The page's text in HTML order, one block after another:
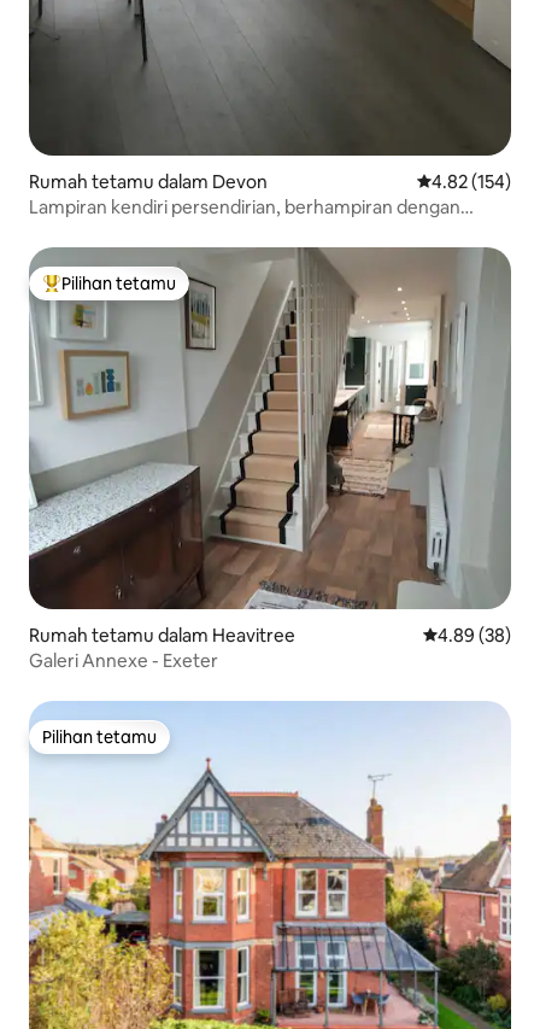
Rumah tetamu dalam Devon Penarafan
4.82 (154)
Lampiran kendiri persendirian, berhampiran dengan
Pilihan utama tetamu
Pilihan tetamu
Rumah tetamu dalam Heavitree Penarafan
4.89 (38)
Galeri Annexe - Exeter
Pilihan tetamu
Pilihan tetamu